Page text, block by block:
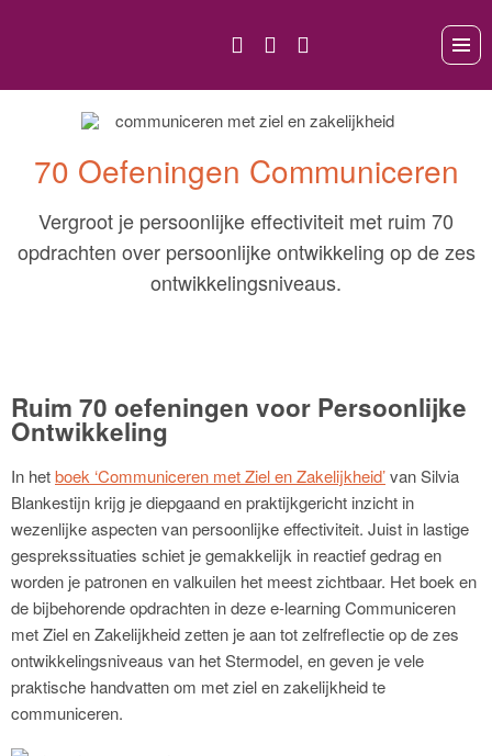
70 Oefeningen Communiceren
Vergroot je persoonlijke effectiviteit met ruim 70
opdrachten over persoonlijke ontwikkeling op de zes
ontwikkelingsniveaus.
Ruim 70 oefeningen voor Persoonlijke
Ontwikkeling
In hetboek ‘Communiceren met Ziel en Zakelijkheid’van Silvia
Blankestijn krijg je diepgaand en praktijkgericht inzicht in
wezenlijke aspecten van persoonlijke effectiviteit. Juist in lastige
gesprekssituaties schiet je gemakkelijk in reactief gedrag en
worden je patronen en valkuilen het meest zichtbaar. Het boek en
de bijbehorende opdrachten in deze e-learning Communiceren
met Ziel en Zakelijkheid zetten je aan tot zelfreflectie op de zes
ontwikkelingsniveaus van het Stermodel, en geven je vele
praktische handvatten om met ziel en zakelijkheid te
communiceren.